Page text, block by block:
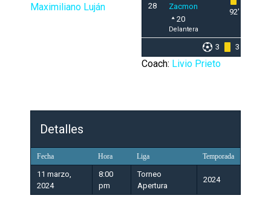
Maximiliano Luján
28
Zacmon
20
Delantera
92'
3 3
Coach: Livio Prieto
Detalles
Fecha Hora Liga Temporada
11 marzo,
2024
8:00
pm
Torneo
Apertura
2024